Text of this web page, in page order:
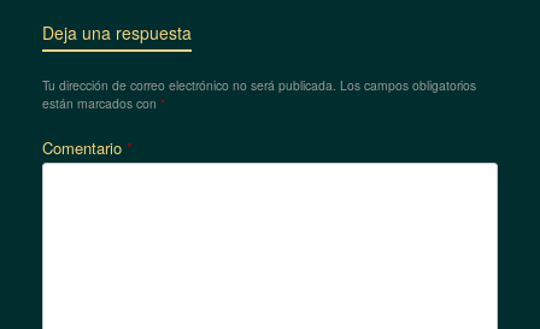
Deja una respuesta
Tu dirección de correo electrónico no será publicada. Los campos obligatorios
están marcados con *
Comentario *